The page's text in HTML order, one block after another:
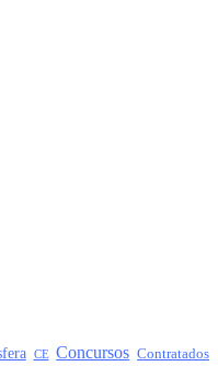
CE Concursos Contratados